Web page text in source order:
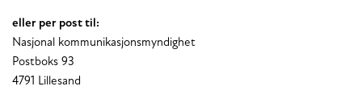
eller per post til:
Nasjonal kommunikasjonsmyndighet
Postboks 93
4791 Lillesand